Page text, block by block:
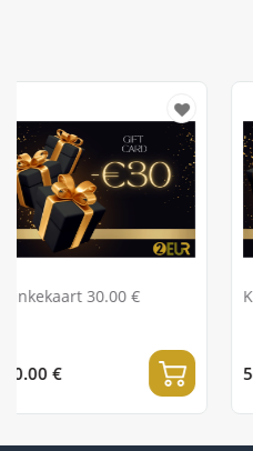
Kinkekaart 50.00 €
50.00 €